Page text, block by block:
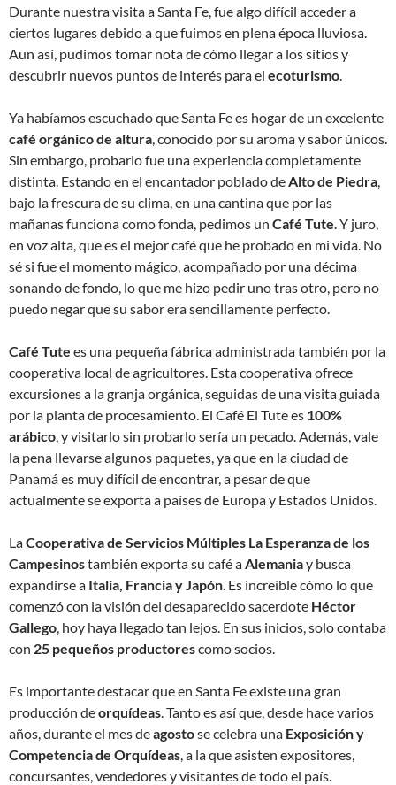
Durante nuestra visita a Santa Fe, fue algo difícil acceder a
ciertos lugares debido a que fuimos en plena época lluviosa.
Aun así, pudimos tomar nota de cómo llegar a los sitios y
descubrir nuevos puntos de interés para el ecoturismo
Ya habíamos escuchado que Santa Fe es hogar de un excelente
café orgánico de altura , conocido por su aroma y sabor únicos.
Sin embargo, probarlo fue una experiencia completamente
distinta. Estando en el encantador poblado de Alto de Piedra
bajo la frescura de su clima, en una cantina que por las
mañanas funciona como fonda, pedimos un Café Tute . Y juro,
en voz alta, que es el mejor café que he probado en mi vida. No
sé si fue el momento mágico, acompañado por una décima
sonando de fondo, lo que me hizo pedir uno tras otro, pero no
puedo negar que su sabor era sencillamente perfecto.
Café Tute es una pequeña fábrica administrada también por la
cooperativa local de agricultores. Esta cooperativa ofrece
excursiones a la granja orgánica, seguidas de una visita guiada
por la planta de procesamiento. El Café El Tute es 100%
arábico , y visitarlo sin probarlo sería un pecado. Además, vale
la pena llevarse algunos paquetes, ya que en la ciudad de
Panamá es muy difícil de encontrar, a pesar de que
actualmente se exporta a países de Europa y Estados Unidos.
LaCooperativa de Servicios Múltiples La Esperanza de los
Campesinostambién exporta su café a Alemaniay busca
expandirse a Italia, Francia y Japón . Es increíble cómo lo que
comenzó con la visión del desaparecido sacerdote Héctor
Gallego , hoy haya llegado tan lejos. En sus inicios, solo contaba
con 25 pequeños productorescomo socios.
Es importante destacar que en Santa Fe existe una gran
producción deorquídeas . Tanto es así que, desde hace varios
años, durante el mes deagostose celebra una Exposición y
Competencia de Orquídeas , a la que asisten expositores,
concursantes, vendedores y visitantes de todo el país.